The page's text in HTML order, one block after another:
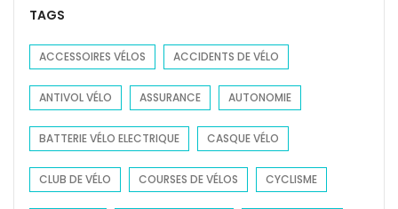
c
f
r
:
TAGS
ACCESSOIRES VÉLOS ACCIDENTS DE VÉLO
ANTIVOL VÉLO ASSURANCE AUTONOMIE
BATTERIE VÉLO ELECTRIQUE CASQUE VÉLO
CLUB DE VÉLO COURSES DE VÉLOS CYCLISME